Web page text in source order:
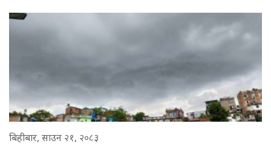
बिहीबार, साउन २१, २०८३